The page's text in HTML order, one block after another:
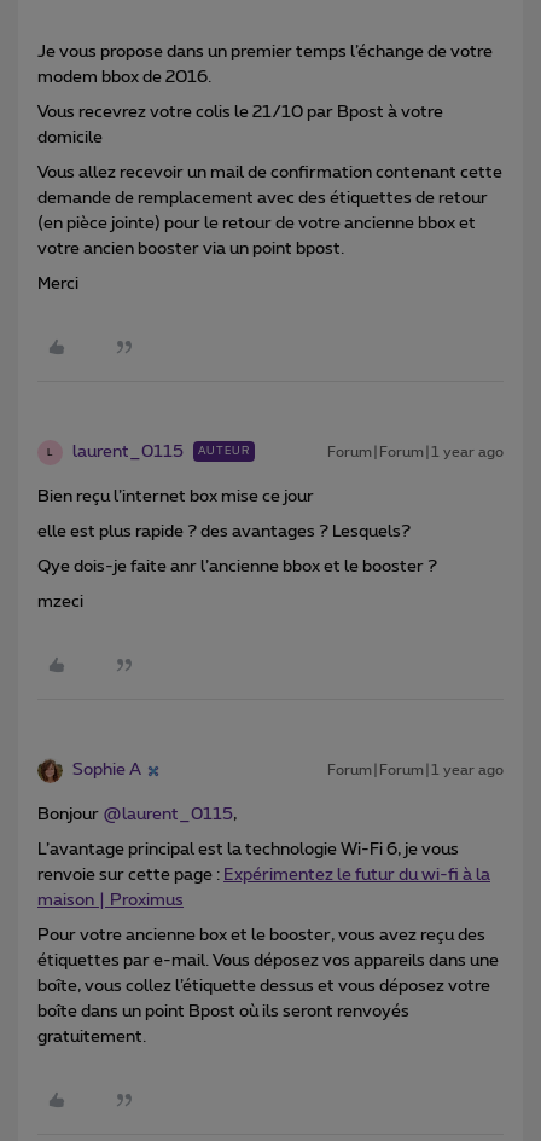
Je vous propose dans un premier temps l’échange de votre
modem bbox de 2016.
Vous recevrez votre colis le 21/10 par Bpost à votre
domicile
Vous allez recevoir un mail de confirmation contenant cette
demande de remplacement avec des étiquettes de retour
(en pièce jointe) pour le retour de votre ancienne bbox et
votre ancien booster via un point bpost.
Merci
laurent_0115 AUTEUR Forum|Forum|1 year ago
Bien reçu l’internet box mise ce jour
elle est plus rapide ? des avantages ? Lesquels?
Qye dois-je faite anr l’ancienne bbox et le booster ?
mzeci
Sophie A Forum|Forum|1 year ago
Bonjour @laurent_0115,
L’avantage principal est la technologie Wi-Fi 6, je vous
renvoie sur cette page : Expérimentez le futur du wi-fi à la
maison | Proximus
Pour votre ancienne box et le booster, vous avez reçu des
étiquettes par e-mail. Vous déposez vos appareils dans une
boîte, vous collez l’étiquette dessus et vous déposez votre
boîte dans un point Bpost où ils seront renvoyés
gratuitement.